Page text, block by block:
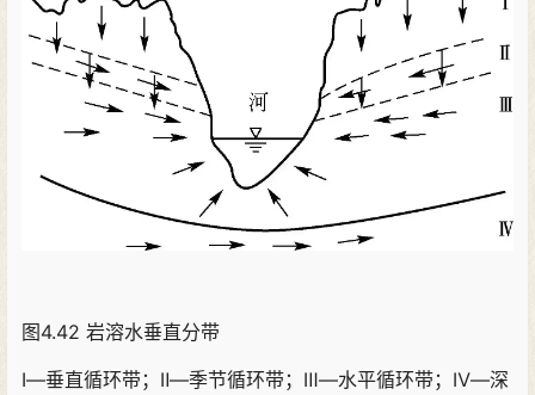
图4.42 岩溶水垂直分带
Ⅰ—垂直循环带；Ⅱ—季节循环带；Ⅲ—水平循环带；Ⅳ—深